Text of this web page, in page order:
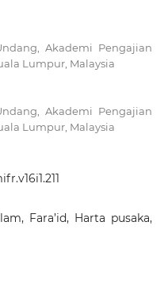
Akademi Pengajian
Lumpur, Malaysia
Akademi Pengajian
Lumpur, Malaysia
Fara’id, Harta pusaka,